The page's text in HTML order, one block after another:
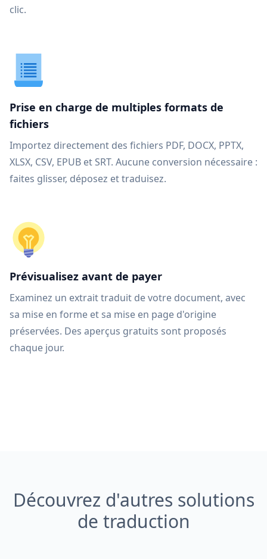
clic.
Prise en charge de multiples formats de
fichiers
Importez directement des fichiers PDF, DOCX, PPTX,
XLSX, CSV, EPUB et SRT. Aucune conversion nécessaire :
faites glisser, déposez et traduisez.
Prévisualisez avant de payer
Examinez un extrait traduit de votre document, avec
sa mise en forme et sa mise en page d'origine
préservées. Des aperçus gratuits sont proposés
chaque jour.
Découvrez d'autres solutions
de traduction